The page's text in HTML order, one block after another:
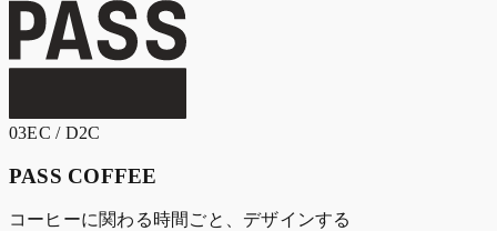
03EC / D2C
PASS COFFEE
コーヒーに関わる時間ごと、デザインする